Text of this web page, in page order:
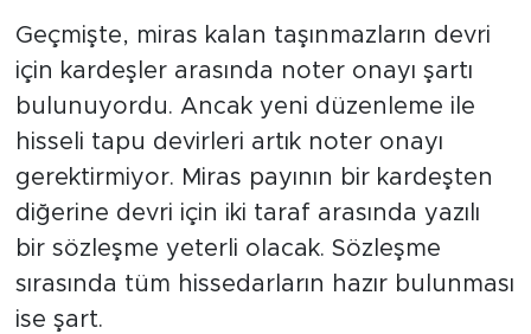
Geçmişte, miras kalan taşınmazların devri
için kardeşler arasında noter onayı şartı
bulunuyordu. Ancak yeni düzenleme ile
hisseli tapu devirleri artık noter onayı
gerektirmiyor. Miras payının bir kardeşten
diğerine devri için iki taraf arasında yazılı
bir sözleşme yeterli olacak. Sözleşme
sırasında tüm hissedarların hazır bulunması
ise şart.